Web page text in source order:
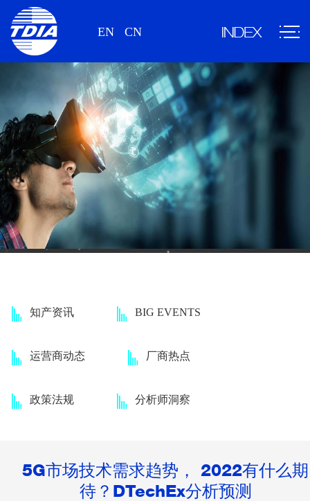
EN CN
知产资讯 BIG EVENTS
运营商动态 厂商热点
政策法规 分析师洞察
5G市场技术需求趋势， 2022有什么期
待？DTechEx分析预测